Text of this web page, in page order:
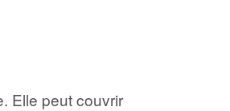
Elle peut couvrir